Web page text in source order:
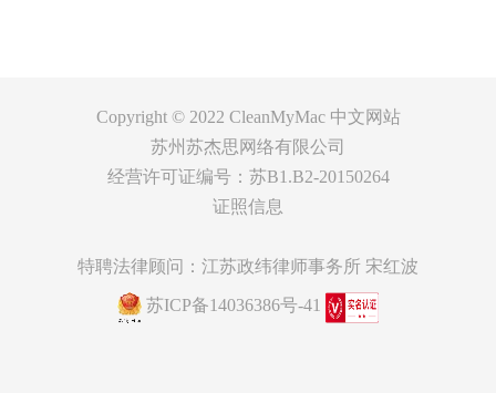
Copyright © 2022 CleanMyMac 中文网站
苏州苏杰思网络有限公司
经营许可证编号：苏B1.B2-20150264
证照信息
特聘法律顾问：江苏政纬律师事务所 宋红波
苏ICP备14036386号-41